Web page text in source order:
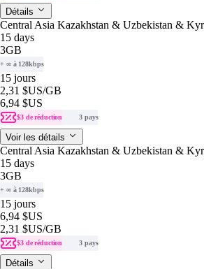
Détails
Central Asia Kazakhstan & Uzbekistan &
15 days
3GB
+ ∞ à 128kbps
15 jours
2,31 $US/GB
6,94 $US
$3 de réduction 3 pays
Voir les détails
Central Asia Kazakhstan & Uzbekistan &
15 days
3GB
+ ∞ à 128kbps
15 jours
6,94 $US
2,31 $US/GB
$3 de réduction 3 pays
Détails